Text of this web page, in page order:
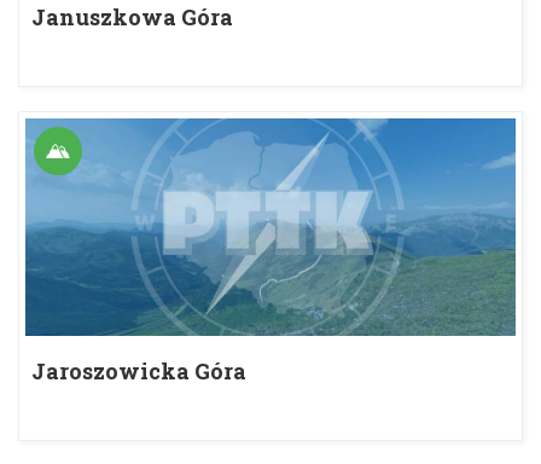
Januszkowa Góra
Jaroszowicka Góra